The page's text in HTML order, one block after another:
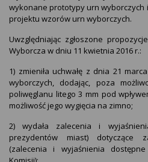
wykonane prototypy urn wyborczych
projektu wzorów urn wyborczych.
Uwzględniając zgłoszone
Wyborcza w dniu 11 kwietnia 2016 r.:
1) zmieniła uchwałę z dnia 21
wyborczych, dodając, poza
poliwęglanu litego 3 mm pod
możliwość jego wygięcia na zimno;
2) wydała zalecenia i
prezydentów miast) dotyczące
(zalecenia i wyjaśnienia